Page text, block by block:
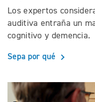
Los expertos
auditiva entraña un
cognitivo y demencia.
Sepa por qué